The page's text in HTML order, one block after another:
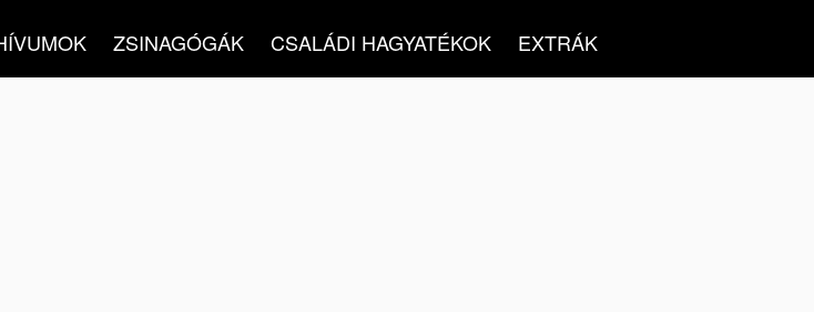
ZSINAGÓGÁK CSALÁDI HAGYATÉKOK EXTRÁK